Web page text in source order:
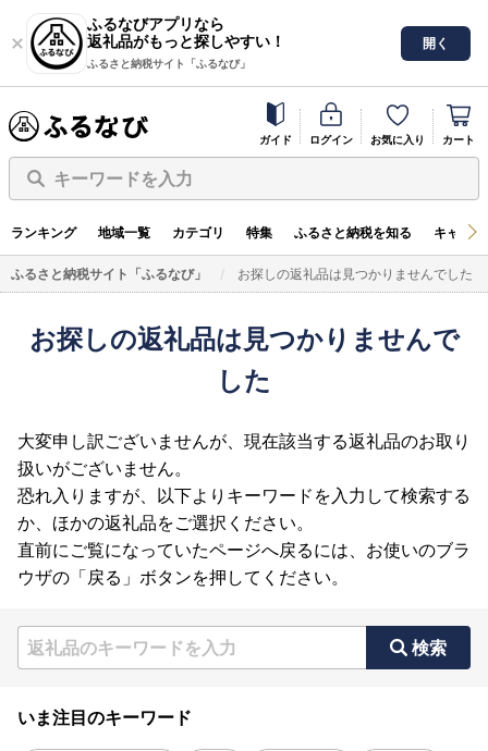
ふるなびアプリなら
返礼品がもっと探しやすい！
ふるさと納税サイト「ふるなび」
開く
ガイド ログイン お気に入り カート
キーワードを入力
ランキング 地域一覧 カテゴリ 特集 ふるさと納税を知る キャン
ふるさと納税サイト「ふるなび」 お探しの返礼品は見つかりませんでした
お探しの返礼品は見つかりませんで
した
大変申し訳ございませんが、現在該当する返礼品のお取り
扱いがございません。
恐れ入りますが、以下よりキーワードを入力して検索する
か、ほかの返礼品をご選択ください。
直前にご覧になっていたページへ戻るには、お使いのブラ
ウザの「戻る」ボタンを押してください。
検索
いま注目のキーワード